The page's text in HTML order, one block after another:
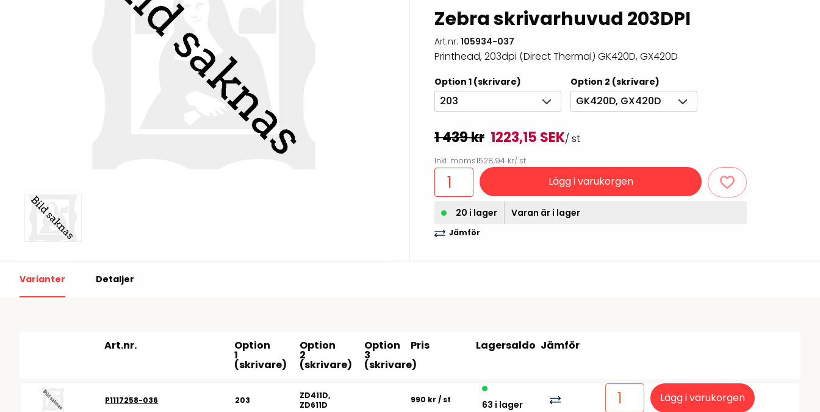
Förbrukning
bläckstråleskrivare
Varningsetiketter
Tillbehör truckdatorer
och pekskärmar
RFID Skrivare
RFID Etiketter
RFID antenner
Mobile Device Management
Outlet-handdatorer
Outlet-skrivare
Rondering och verifiering
Zebra skrivarhuvud 203DPI
Art.nr: 105934-037
Printhead, 203dpi (Direct Thermal) GK420D, GX420D
Option 1 (skrivare)
203
Option 2 (skrivare)
GK420D, GX420D
1 439 kr 1223,15 SEK/ st
Inkl. moms1528,94 kr/ st
Lägg i varukorgen
20 i lager Varan är i lager
Jämför
Varianter Detaljer
Art.nr. Option
1
(skrivare)
Option
2
(skrivare)
Option
3
(skrivare)
Pris Lagersaldo Jämför
P1117258-036 203
ZD411D,
ZD611D
990 kr / st 63 i lager Lägg i varukorgen